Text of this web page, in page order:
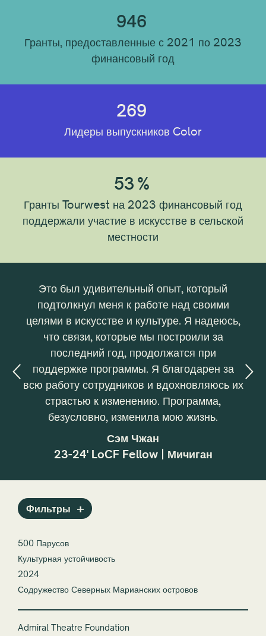
946
Гранты, предоставленные с 2021 по 2023
финансовый год
269
Лидеры выпускников Color
53 %
Гранты Tourwest на 2023 финансовый год
поддержали участие в искусстве в сельской
местности
Это был удивительный опыт, который
подтолкнул меня к работе над своими
целями в искусстве и культуре. Я надеюсь,
что связи, которые мы построили за
последний год, продолжатся при
поддержке программы. Я благодарен за
всю работу сотрудников и вдохновляюсь их
страстью к изменению. Программа,
безусловно, изменила мою жизнь.
Сэм Чжан
23-24' LoCF Fellow | Мичиган
на
Фильтры
Сбросить все
500 Парусов
Культурная устойчивость
2024
Содружество Северных Марианских островов
Admiral Theatre Foundation